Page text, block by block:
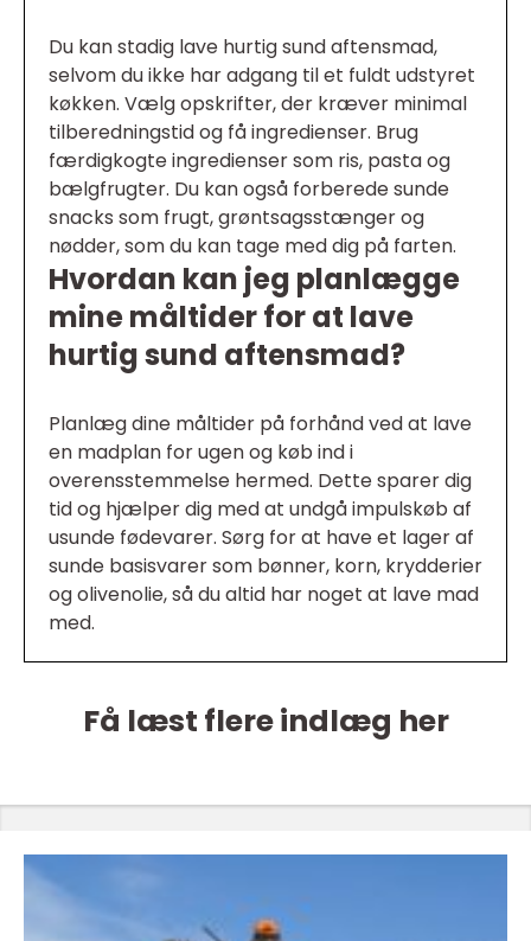
Du kan stadig lave hurtig sund aftensmad,
selvom du ikke har adgang til et fuldt udstyret
køkken. Vælg opskrifter, der kræver minimal
tilberedningstid og få ingredienser. Brug
færdigkogte ingredienser som ris, pasta og
bælgfrugter. Du kan også forberede sunde
snacks som frugt, grøntsagsstænger og
nødder, som du kan tage med dig på farten.
Hvordan kan jeg planlægge
mine måltider for at lave
hurtig sund aftensmad?
Planlæg dine måltider på forhånd ved at lave
en madplan for ugen og køb ind i
overensstemmelse hermed. Dette sparer dig
tid og hjælper dig med at undgå impulskøb af
usunde fødevarer. Sørg for at have et lager af
sunde basisvarer som bønner, korn, krydderier
og olivenolie, så du altid har noget at lave mad
med.
Få læst flere indlæg her